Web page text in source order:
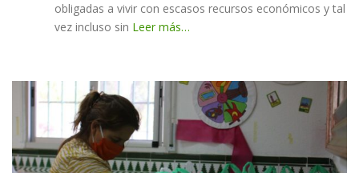
obligadas a vivir con escasos recursos económicos y tal
vez incluso sin Leer más…